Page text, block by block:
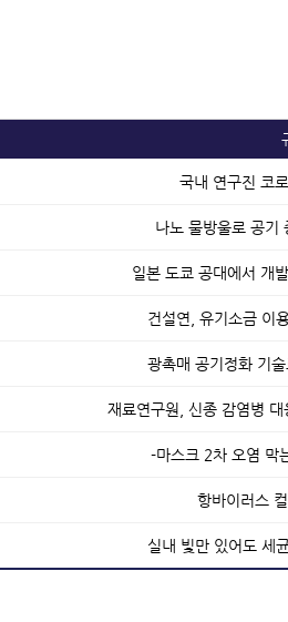
국내 연구진 코
나노 물방울로 공기
일본 도쿄 공대에서 개
건설연, 유기소금 이
광촉매 공기정화 기
재료연구원, 신종 감염병
-마스크 2차 오염 막
항바이러스
실내 빛만 있어도 세